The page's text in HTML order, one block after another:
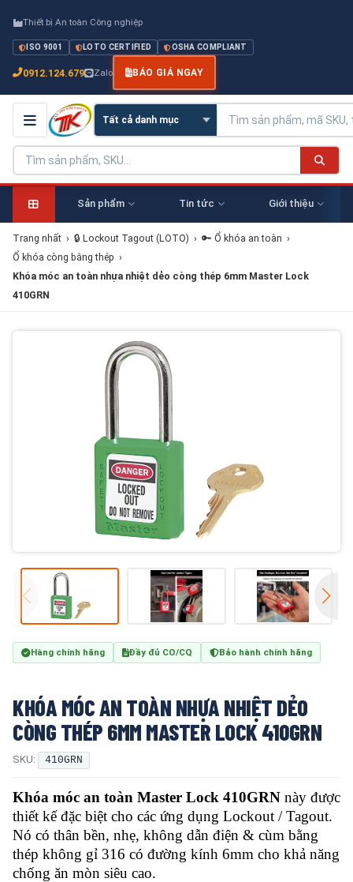
Thiết bị An toàn Công nghiệp
ISO 9001 LOTO CERTIFIED OSHA COMPLIANT
0912.124.679 Zalo BÁO GIÁ NGAY
Sản phẩm Tin tức Giới thiệu
Trang nhất › 🔒 Lockout Tagout (LOTO) › 🔑 Ổ khóa an toàn ›
Ổ khóa còng bằng thép ›
Khóa móc an toàn nhựa nhiệt dẻo còng thép 6mm Master Lock
410GRN
Hàng chính hãng Đầy đủ CO/CQ Bảo hành chính hãng
KHÓA MÓC AN TOÀN NHỰA NHIỆT DẺO
CÒNG THÉP 6MM MASTER LOCK 410GRN
SKU: 410GRN
Khóa móc an toàn Master Lock 410GRN này được
thiết kế đặc biệt cho các ứng dụng Lockout / Tagout.
Nó có thân bền, nhẹ, không dẫn điện & cùm bằng
thép không gỉ 316 có đường kính 6mm cho khả năng
chống ăn mòn siêu cao.